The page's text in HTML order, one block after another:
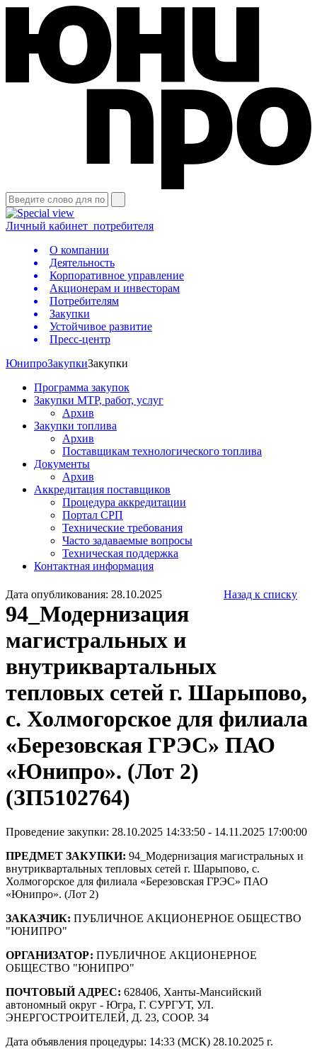
Личный кабинет потребителя
О компании
Деятельность
Корпоративное управление
Акционерам и инвесторам
Потребителям
Закупки
Устойчивое развитие
Пресс-центр
ЮнипроЗакупкиЗакупки
Программа закупок
Закупки МТР, работ, услуг
Архив
Закупки топлива
Архив
Поставщикам технологического топлива
Документы
Архив
Аккредитация поставщиков
Процедура аккредитации
Портал СРП
Технические требования
Часто задаваемые вопросы
Техническая поддержка
Контактная информация
Дата опубликования: 28.10.2025 Назад к списку
94_Модернизация
магистральных и
внутриквартальных
тепловых сетей г. Шарыпово,
с. Холмогорское для филиала
«Березовская ГРЭС» ПАО
«Юнипро». (Лот 2)
(ЗП5102764)
Проведение закупки: 28.10.2025 14:33:50 - 14.11.2025 17:00:00
ПРЕДМЕТ ЗАКУПКИ: 94_Модернизация магистральных и
внутриквартальных тепловых сетей г. Шарыпово, с.
Холмогорское для филиала «Березовская ГРЭС» ПАО
«Юнипро». (Лот 2)
ЗАКАЗЧИК: ПУБЛИЧНОЕ АКЦИОНЕРНОЕ ОБЩЕСТВО
"ЮНИПРО"
ОРГАНИЗАТОР: ПУБЛИЧНОЕ АКЦИОНЕРНОЕ
ОБЩЕСТВО "ЮНИПРО"
ПОЧТОВЫЙ АДРЕС: 628406, Ханты-Мансийский
автономный округ - Югра, Г. СУРГУТ, УЛ.
ЭНЕРГОСТРОИТЕЛЕЙ, Д. 23, СООР. 34
Дата объявления процедуры: 14:33 (МСК) 28.10.2025 г.